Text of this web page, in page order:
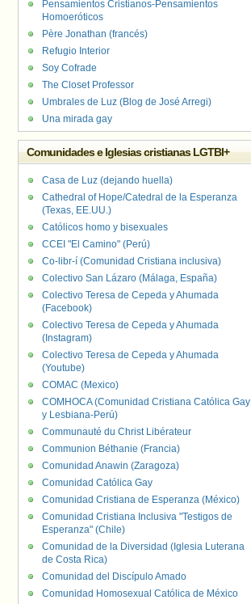
Pensamientos Cristianos-Pensamientos
Homoeróticos
Père Jonathan (francés)
Refugio Interior
Soy Cofrade
The Closet Professor
Umbrales de Luz (Blog de José Arregi)
Una mirada gay
Comunidades e Iglesias cristianas LGTBI+
Casa de Luz (dejando huella)
Cathedral of Hope/Catedral de la Esperanza
(Texas, EE.UU.)
Católicos homo y bisexuales
CCEI "El Camino" (Perú)
Co-libr-í (Comunidad Cristiana inclusiva)
Colectivo San Lázaro (Málaga, España)
Colectivo Teresa de Cepeda y Ahumada
(Facebook)
Colectivo Teresa de Cepeda y Ahumada
(Instagram)
Colectivo Teresa de Cepeda y Ahumada
(Youtube)
COMAC (Mexico)
COMHOCA (Comunidad Cristiana Católica Gay
y Lesbiana-Perú)
Communauté du Christ Libérateur
Communion Béthanie (Francia)
Comunidad Anawin (Zaragoza)
Comunidad Católica Gay
Comunidad Cristiana de Esperanza (México)
Comunidad Cristiana Inclusiva "Testigos de
Esperanza" (Chile)
Comunidad de la Diversidad (Iglesia Luterana
de Costa Rica)
Comunidad del Discípulo Amado
Comunidad Homosexual Católica de México